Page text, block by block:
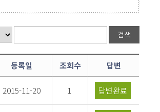
등록일 조회수 답변
2015-11-20 1 답변완료